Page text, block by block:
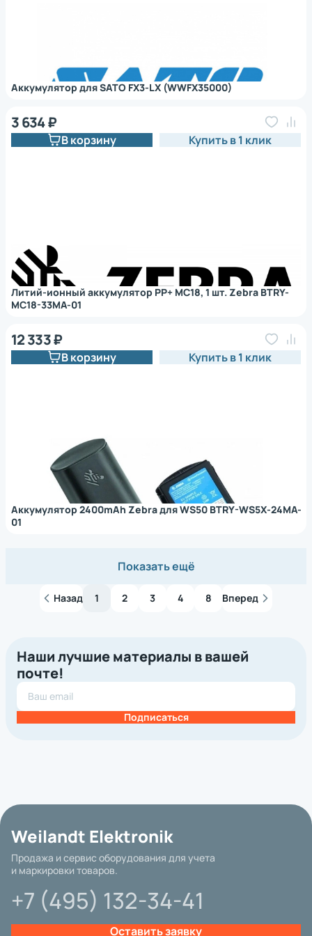
Аккумулятор для SATO FX3-LX (WWFX35000)
Литий-ионный аккумулятор PP+ MC18, 1 шт. Zebra BTRY-
MC18-33MA-01
3 634 ₽
В корзину Купить в 1 клик
Аккумулятор 2400mAh Zebra для WS50 BTRY-WS5X-24MA-
01
12 333 ₽
В корзину Купить в 1 клик
Показать ещё
Назад 1 2 3 4 8 Вперед
Наши лучшие материалы в вашей
почте!
Подписаться
Weilandt Elektronik
Продажа и сервис оборудования для учета
и маркировки товаров.
+7 (495) 132-34-41
Оставить заявку